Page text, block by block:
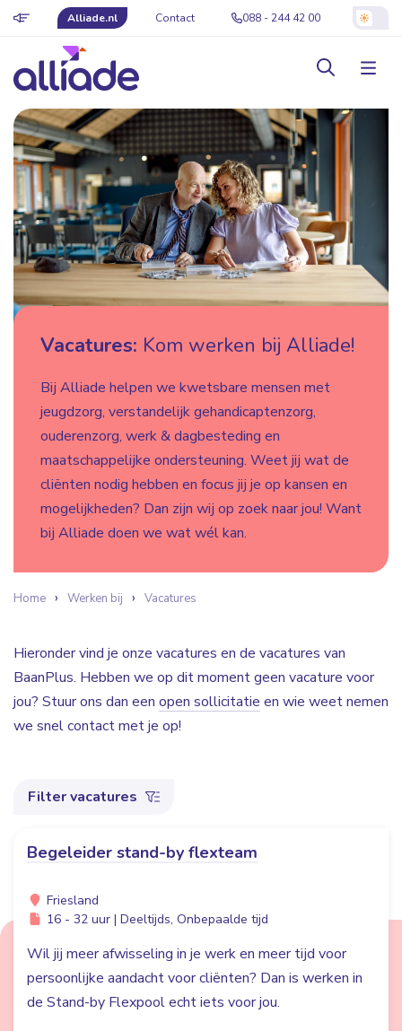
Alliade.nl Contact 088 - 244 42 00
Vacatures: Kom werken bij Alliade!
Bij Alliade helpen we kwetsbare mensen met
jeugdzorg, verstandelijk gehandicaptenzorg,
ouderenzorg, werk & dagbesteding en
maatschappelijke ondersteuning. Weet jij wat de
cliënten nodig hebben en focus jij je op kansen en
mogelijkheden? Dan zijn wij op zoek naar jou! Want
bij Alliade doen we wat wél kan.
Home Werken bij Vacatures
Hieronder vind je onze vacatures en de vacatures van
BaanPlus. Hebben we op dit moment geen vacature voor
jou? Stuur ons dan een open sollicitatie en wie weet nemen
we snel contact met je op!
Filter vacatures
Begeleider stand-by flexteam
Friesland
16 - 32 uur | Deeltijds, Onbepaalde tijd
Wil jij meer afwisseling in je werk en meer tijd voor
persoonlijke aandacht voor cliënten? Dan is werken in
de Stand-by Flexpool echt iets voor jou.